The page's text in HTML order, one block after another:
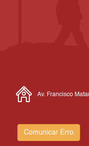
Av. Francisco
Comunicar Erro